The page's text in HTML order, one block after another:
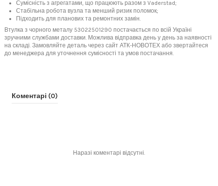
Сумісність з агрегатами, що працюють разом з Vaderstad;
Стабільна робота вузла та менший ризик поломок;
Підходить для планових та ремонтних замін.
Втулка з чорного металу 53022501290 постачається по всій Україні
зручними службами доставки. Можлива відправка день у день за наявності
на складі. Замовляйте деталь через сайт АТК-НОВОТЕХ або звертайтеся
до менеджера для уточнення сумісності та умов постачання.
Коментарі (0)
Наразі коментарі відсутні.